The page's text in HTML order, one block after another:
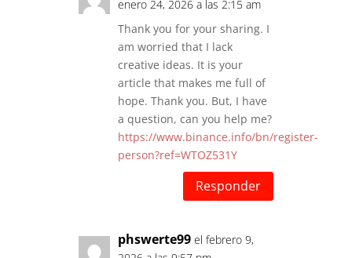
enero 24, 2026 a las 2:15 am
Thank you for your sharing. I
am worried that I lack
creative ideas. It is your
article that makes me full of
hope. Thank you. But, I have
a question, can you help me?
https://www.binance.info/bn/register-
person?ref=WTOZ531Y
Responder
phswerte99 el febrero 9,